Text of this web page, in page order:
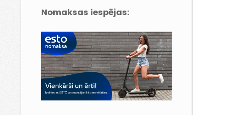
Nomaksas iespējas: